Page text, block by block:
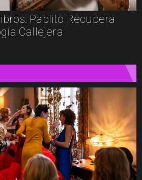
Pablito Recupera
Callejera